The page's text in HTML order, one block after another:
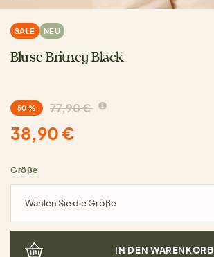
SALE NEU
Bluse Britney Black
50 % 77,90 €
38,90 €
Größe
Wählen Sie die Größe
IN DEN WARENKORB